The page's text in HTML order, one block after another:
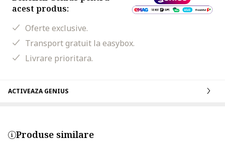
acest produs:
Oferte exclusive.
Transport gratuit la easybox.
Livrare prioritara.
ACTIVEAZA GENIUS
Produse similare